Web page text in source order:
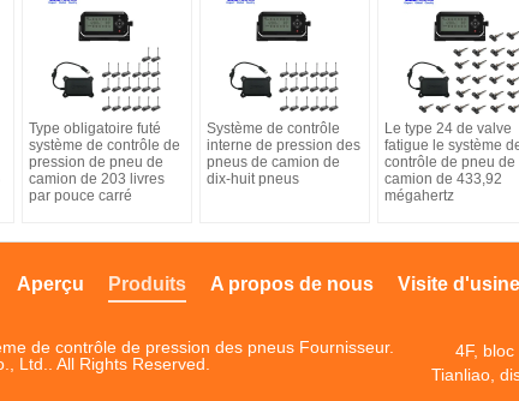
Type obligatoire futé
système de contrôle de
pression de pneu de
camion de 203 livres
par pouce carré
Système de contrôle
interne de pression des
pneus de camion de
dix-huit pneus
Le type 24 de valve
fatigue le système
contrôle de pneu de
camion de 433,92
mégahertz
Visite d'usine
A propos de nous
Produits
Aperçu
de contrôle de pression des pneus Fournisseur.
Ltd.. All Rights Reserved.
4F, bloc
Tianliao,